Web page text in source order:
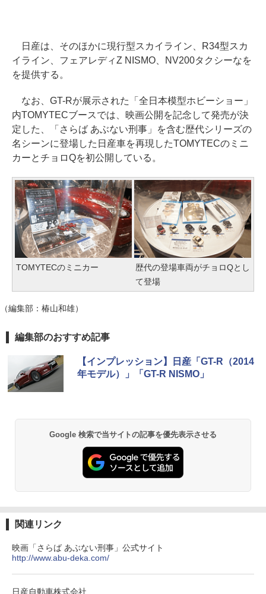
日産は、そのほかに現行型スカイライン、R34型スカ
イライン、フェアレディZ NISMO、NV200タクシーなを
を提供する。
なお、GT-Rが展示された「全日本模型ホビーショー」
内TOMYTECブースでは、映画公開を記念して発売が決
定した、「さらば あぶない刑事」を含む歴代シリーズの
名シーンに登場した日産車を再現したTOMYTECのミニ
カーとチョロQを初公開している。
TOMYTECのミニカー
歴代の登場車両がチョロQとし
て登場
（編集部：椿山和雄）
編集部のおすすめ記事
【インプレッション】日産「GT-R（2014
年モデル）」「GT-R NISMO」
Google 検索で当サイトの記事を優先表示させる
関連リンク
映画「さらば あぶない刑事」公式サイト
http://www.abu-deka.com/
日産自動車株式会社